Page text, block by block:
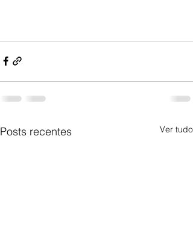
Posts recentes Ver tudo